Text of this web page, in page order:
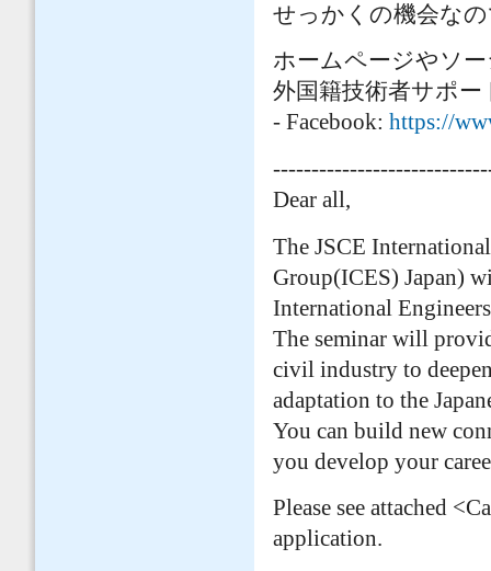
せっかくの機会な
ホームページやソ
外国籍技術者サポー
- Facebook: https://
Dear all,
The JSCE
Group(ICES) Japan)
International
The seminar will
civil industry to
adaptation to the
You can build new
you develop your
Please see attached
application.